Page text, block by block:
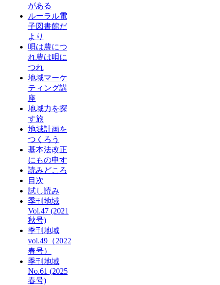
がある
ルーラル電
子図書館だ
より
唄は農につ
れ農は唄に
つれ
地域マーケ
ティング講
座
地域力を探
す旅
地域計画を
つくろう
基本法改正
にもの申す
読みどころ
目次
試し読み
季刊地域
Vol.47 (2021
秋号)
季刊地域
vol.49（2022
春号）
季刊地域
No.61 (2025
春号)